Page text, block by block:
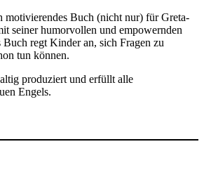
motivierendes Buch (nicht nur) für Greta-
seiner humorvollen und empowernden
Buch regt Kinder an, sich Fragen zu
tun können.
produziert und erfüllt alle
Engels.